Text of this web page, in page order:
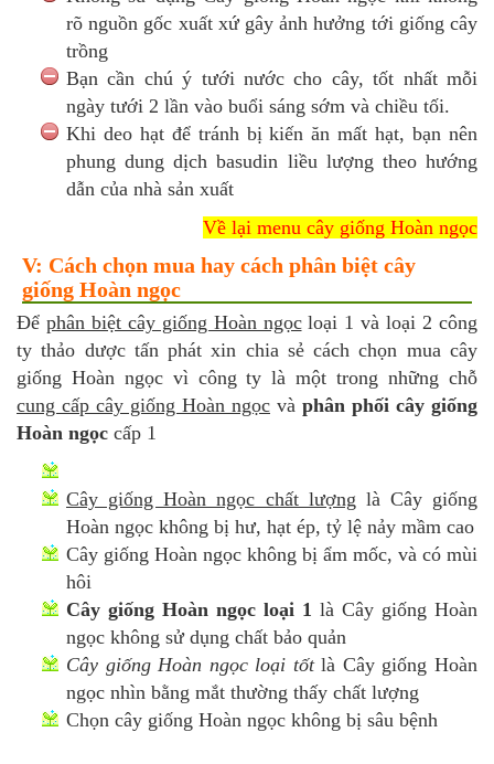
rõ nguồn gốc xuất xứ gây ảnh hưởng tới giống cây
trồng
Bạn cần chú ý tưới nước cho cây, tốt nhất mỗi
ngày tưới 2 lần vào buổi sáng sớm và chiều tối.
Khi deo hạt để tránh bị kiến ăn mất hạt, bạn nên
phung dung dịch basudin liều lượng theo hướng
dẫn của nhà sản xuất
Về lại menu cây giống Hoàn ngọc
V: Cách chọn mua hay cách phân biệt cây
giống Hoàn ngọc
Để phân biệt cây giống Hoàn ngọcloại 1 và loại 2 công
ty thảo dược tấn phát xin chia sẻ cách chọn mua cây
giống Hoàn ngọc vì công ty là một trong những chỗ
cung cấp cây giống Hoàn ngọc và phân phối cây giống
Hoàn ngọc cấp 1
Cây giống Hoàn ngọc chất lượng là Cây giống
Hoàn ngọc không bị hư, hạt ép, tỷ lệ nảy mầm cao
Cây giống Hoàn ngọc không bị ẩm mốc, và có mùi
hôi
Cây giống Hoàn ngọc loại 1 là Cây giống Hoàn
ngọc không sử dụng chất bảo quản
Cây giống Hoàn ngọc loại tốtlà Cây giống Hoàn
ngọc nhìn bằng mắt thường thấy chất lượng
Chọn cây giống Hoàn ngọc không bị sâu bệnh